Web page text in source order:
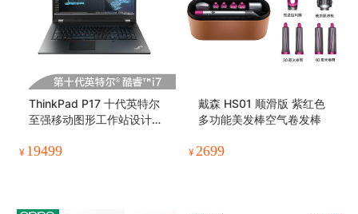
ThinkPad P17 十代英特尔
至强移动图形工作站设计师1
¥ 19499
戴森 HS01 顺滑版 紫红色
多功能美发棒空气卷发棒
¥2699